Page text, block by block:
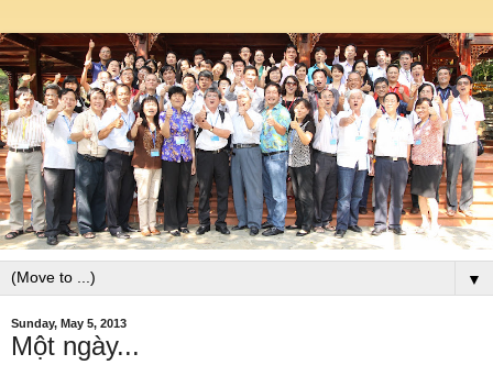
▼
Sunday, May 5, 2013
Một ngày...